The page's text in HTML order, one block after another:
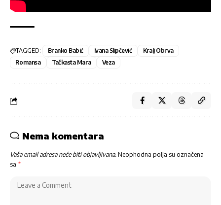
TAGGED: Branko Babić Ivana Slipčević
Kralj Obrva
Romansa
Tačkasta Mara Veza
Nema komentara
Vaša email adresa neće biti objavljivana.Neophodna polja su označena
sa *